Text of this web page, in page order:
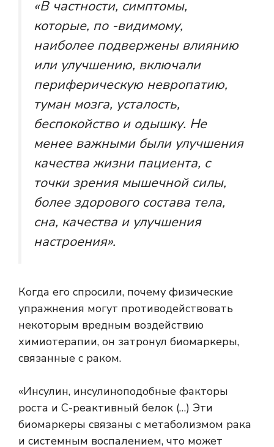
«В частности, симптомы,
которые, по -видимому,
наиболее подвержены влиянию
или улучшению, включали
периферическую невропатию,
туман мозга, усталость,
беспокойство и одышку. Не
менее важными были улучшения
качества жизни пациента, с
точки зрения мышечной силы,
более здорового состава тела,
сна, качества и улучшения
настроения».
Когда его спросили, почему физические
упражнения могут противодействовать
некоторым вредным воздействию
химиотерапии, он затронул биомаркеры,
связанные с раком.
«Инсулин, инсулиноподобные факторы
роста и С-реактивный белок (…) Эти
биомаркеры связаны с метаболизмом рака
и системным воспалением, что может